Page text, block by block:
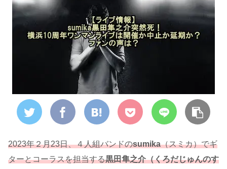
2023年２月23日、４人組バンドのsumika（スミカ）でギ
ターとコーラスを担当する黒田隼之介（くろだじゅんのす